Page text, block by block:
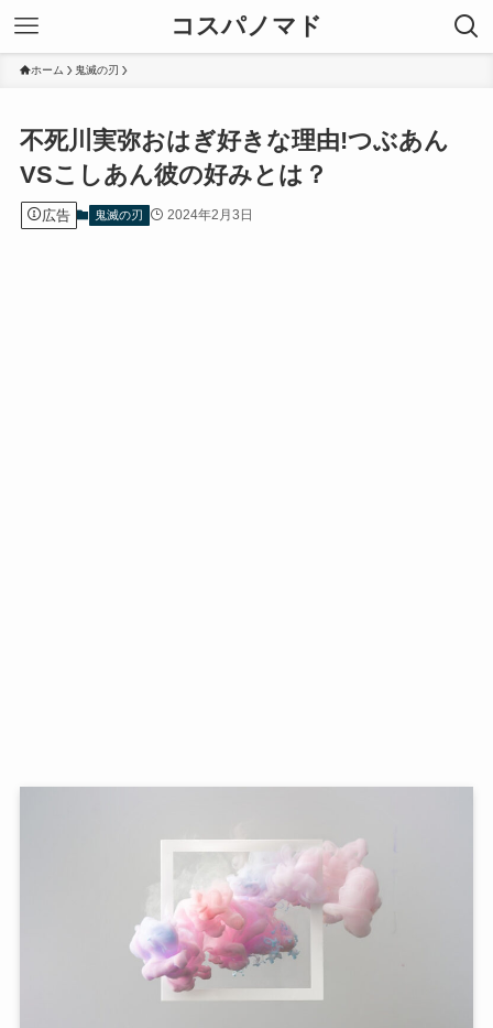
コスパノマド
ホーム 鬼滅の刃
不死川実弥おはぎ好きな理由!つぶあん
VSこしあん彼の好みとは？
広告 鬼滅の刃 2024年2月3日